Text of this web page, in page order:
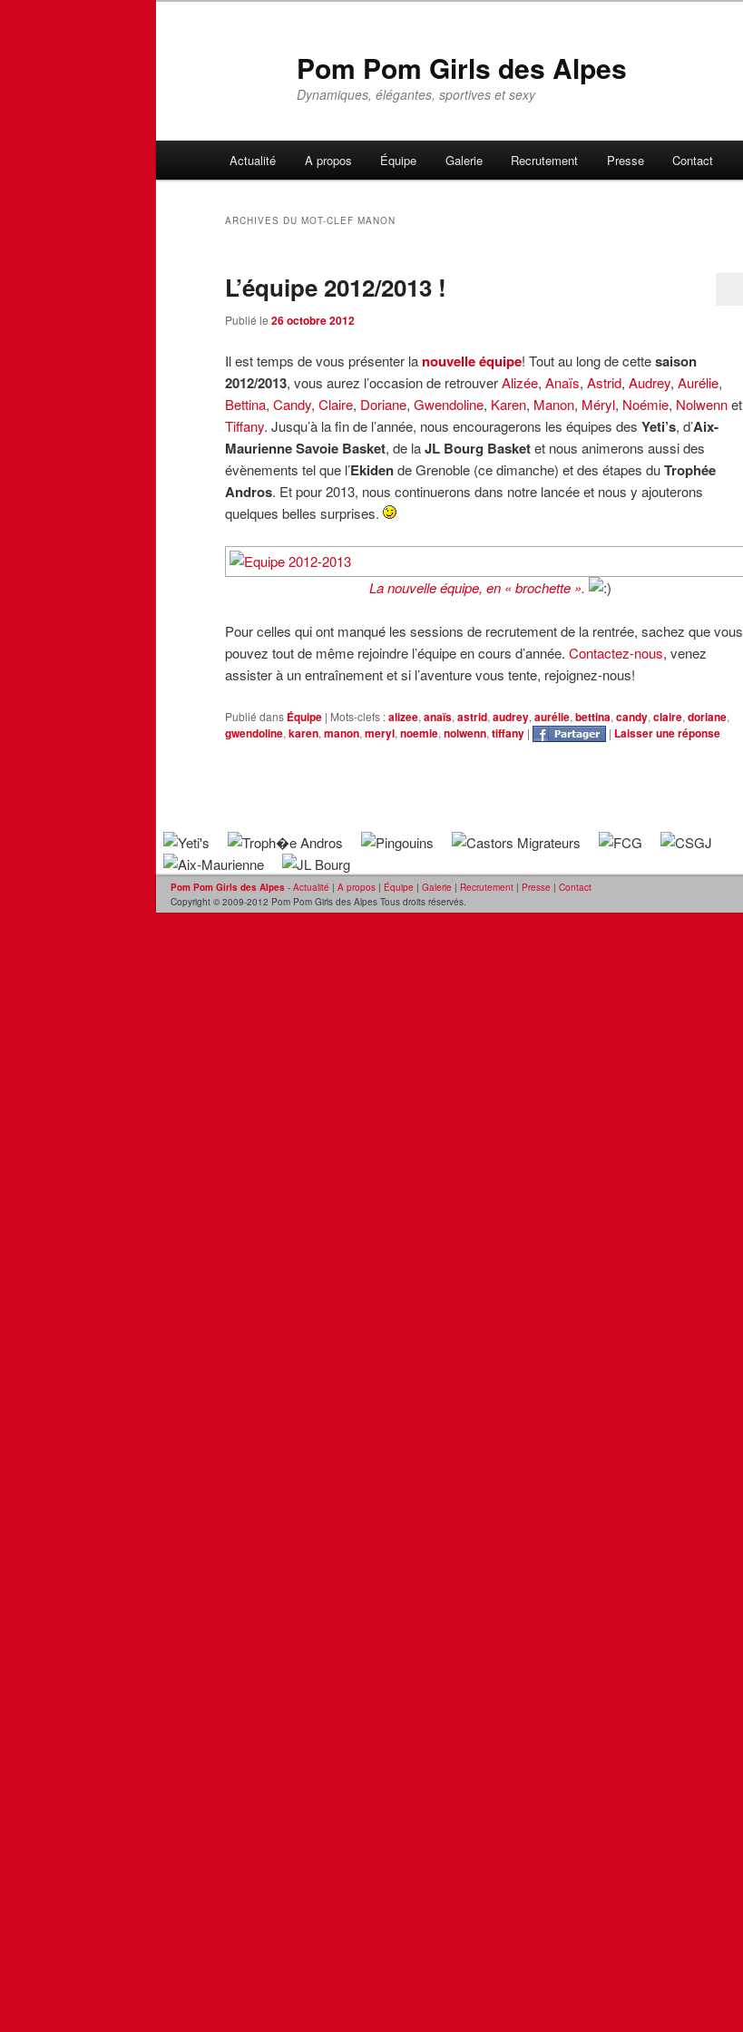
Pom Pom Girls des Alpes
Dynamiques, élégantes, sportives et sexy
Aller
principal
Aller
secondaire
Actualité A propos Équipe Galerie Recrutement Presse Contact
ARCHIVES DU MOT-CLEF MANON
L’équipe 2012/2013 !
Publié le 26 octobre 2012
Il est temps de vous présenter la nouvelle équipe! Tout au long de cettesaison
2012/2013, vous aurez l’occasion de retrouverAlizée, Anaïs, Astrid, Audrey, Aurélie,
Bettina, Candy, Claire, Doriane, Gwendoline, Karen, Manon, Méryl, Noémie, Nolwennet
Tiffany. Jusqu’à la fin de l’année, nous encouragerons les équipes des Yeti’s, d’Aix-
Maurienne Savoie Basket, de laJL Bourg Basketet nous animerons aussi des
évènements tel que l’Ekidende Grenoble (ce dimanche) et des étapes duTrophée
Andros. Et pour 2013, nous continuerons dans notre lancée et nous y ajouterons
quelques belles surprises.
La nouvelle équipe, en « brochette ».
Pour celles qui ont manqué les sessions de recrutement de la rentrée, sachez que vous
pouvez tout de même rejoindre l’équipe en cours d’année. Contactez-nous, venez
assister à un entraînement et si l’aventure vous tente, rejoignez-nous!
Publié dans Équipe | Mots-clefs :alizee, anaïs, astrid, audrey, aurélie, bettina, candy, claire, doriane,
gwendoline, karen, manon, meryl, noemie, nolwenn, tiffany | | Laisser une réponse
Pom Pom Girls des Alpes - Actualité | A propos | Équipe | Galerie | Recrutement | Presse | Contact
Copyright © 2009-2012 Pom Pom Girls des Alpes Tous droits réservés.